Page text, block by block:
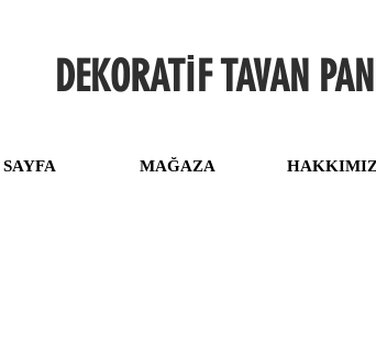
DEKORATİF TAVAN
MAĞAZA